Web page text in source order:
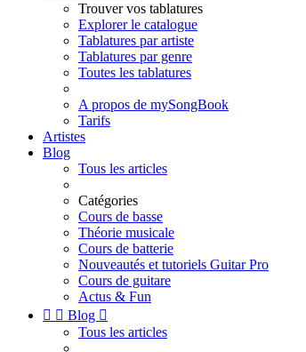
Trouver vos tablatures
Explorer le catalogue
Tablatures par artiste
Tablatures par genre
Toutes les tablatures
A propos de mySongBook
Tarifs
Artistes
Blog
Tous les articles
Catégories
Cours de basse
Théorie musicale
Cours de batterie
Nouveautés et tutoriels Guitar Pro
Cours de guitare
Actus & Fun
  Blog 
Tous les articles